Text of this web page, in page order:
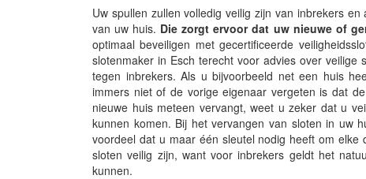
Uw spullen zullen volledig veilig zijn van inbrekers
van uw huis. Die zorgt ervoor dat uw nieuwe of
optimaal beveiligen met gecertificeerde
slotenmaker in Esch terecht voor advies over
tegen inbrekers. Als u bijvoorbeeld net een huis
immers niet of de vorige eigenaar vergeten is dat
nieuwe huis meteen vervangt, weet u zeker dat u
kunnen komen. Bij het vervangen van sloten in uw
voordeel dat u maar één sleutel nodig heeft om
sloten veilig zijn, want voor inbrekers geldt het
kunnen.